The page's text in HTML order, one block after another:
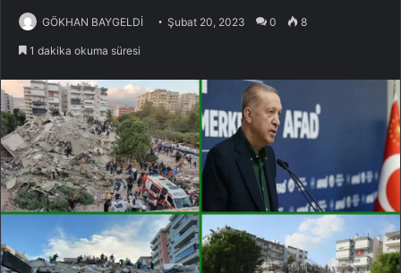
GÖKHAN BAYGELDİ Şubat 20, 2023 0 8
1 dakika okuma süresi